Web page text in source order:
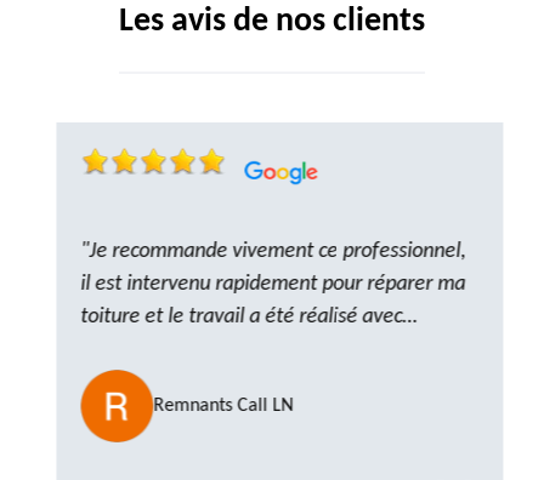
Les avis de nos clients
"Je recommande vivement ce professionnel,
il est intervenu rapidement pour réparer ma
toiture et le travail a été réalisé avec
ponctuel et à l’écoute, le résultat est
impeccable et le chantier a été laissé propre.
Un artisan de confiance que je n’hésiterai pas
Remnants Call LN